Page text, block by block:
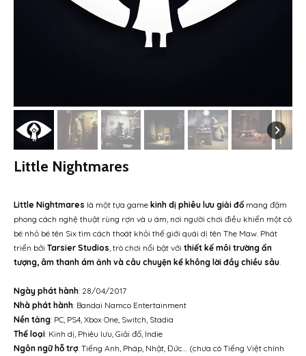
Little Nightmares
Little Nightmares là một tựa game kinh dị phiêu lưu giải đố mang đậm
phong cách nghệ thuật rùng rợn và u ám, nơi người chơi điều khiển một cô
bé nhỏ bé tên Six tìm cách thoát khỏi thế giới quái dị tên The Maw. Phát
triển bởi Tarsier Studios , trò chơi nổi bật với thiết kế môi trường ấn
tượng, âm thanh ám ảnh và câu chuyện kể không lời đầy chiều sâu
Ngày phát hành: 28/04/2017
Nhà phát hành: Bandai Namco Entertainment
Nền tảng: PC, PS4, Xbox One, Switch, Stadia
Thể loại: Kinh dị, Phiêu lưu, Giải đố, Indie
Ngôn ngữ hỗ trợ: Tiếng Anh, Pháp, Nhật, Đức… (chưa có Tiếng Việt chính